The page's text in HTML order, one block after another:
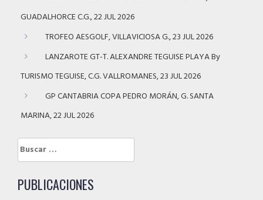
GUADALHORCE C.G., 22 JUL 2026
TROFEO AESGOLF, VILLAVICIOSA G., 23 JUL 2026
LANZAROTE GT-T. ALEXANDRE TEGUISE PLAYA By
TURISMO TEGUISE, C.G. VALLROMANES, 23 JUL 2026
GP CANTABRIA COPA PEDRO MORÁN, G. SANTA
MARINA, 22 JUL 2026
Buscar:
PUBLICACIONES